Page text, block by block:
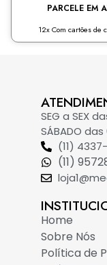
PARCELE EM
12x Com cartões de
SEG a SEX
SÁBADO das
(11)
(11)
Home
Sobre Nós
Política de